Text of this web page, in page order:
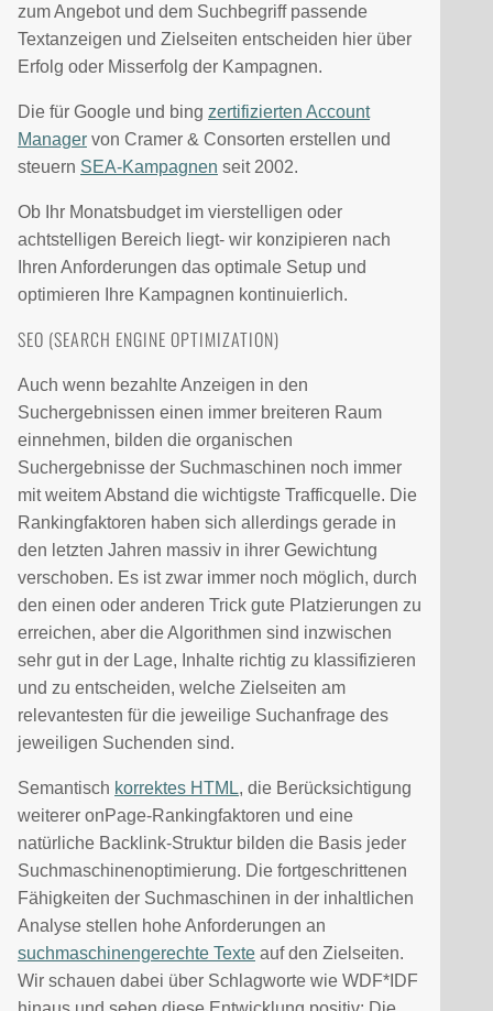
zum Angebot und dem Suchbegriff passende
Textanzeigen und Zielseiten entscheiden hier über
Erfolg oder Misserfolg der Kampagnen.
Die für Google und bing zertifizierten Account
Manager von Cramer & Consorten erstellen und
steuern SEA-Kampagnen seit 2002.
Ob Ihr Monatsbudget im vierstelligen oder
achtstelligen Bereich liegt- wir konzipieren nach
Ihren Anforderungen das optimale Setup und
optimieren Ihre Kampagnen kontinuierlich.
SEO (SEARCH ENGINE OPTIMIZATION)
Auch wenn bezahlte Anzeigen in den
Suchergebnissen einen immer breiteren Raum
einnehmen, bilden die organischen
Suchergebnisse der Suchmaschinen noch immer
mit weitem Abstand die wichtigste Trafficquelle. Die
Rankingfaktoren haben sich allerdings gerade in
den letzten Jahren massiv in ihrer Gewichtung
verschoben. Es ist zwar immer noch möglich, durch
den einen oder anderen Trick gute Platzierungen zu
erreichen, aber die Algorithmen sind inzwischen
sehr gut in der Lage, Inhalte richtig zu klassifizieren
und zu entscheiden, welche Zielseiten am
relevantesten für die jeweilige Suchanfrage des
jeweiligen Suchenden sind.
Semantisch korrektes HTML, die Berücksichtigung
weiterer onPage-Rankingfaktoren und eine
natürliche Backlink-Struktur bilden die Basis jeder
Suchmaschinenoptimierung. Die fortgeschrittenen
Fähigkeiten der Suchmaschinen in der inhaltlichen
Analyse stellen hohe Anforderungen an
suchmaschinengerechte Texte auf den Zielseiten.
Wir schauen dabei über Schlagworte wie WDF*IDF